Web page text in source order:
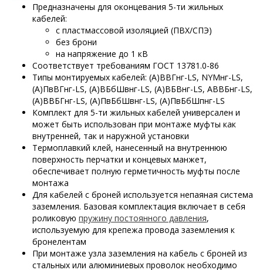
Предназначены для оконцевания 5-ти жильных
кабелей:
с пластмассовой изоляцией (ПВХ/СПЭ)
без брони
на напряжение до 1 кВ
Соответствует требованиям ГОСТ 13781.0-86
Типы монтируемых кабелей: (А)ВВГнг-LS, NYMнг-LS,
(А)ПвВГнг-LS, (А)ВБбШвнг-LS, (А)ВБВнг-LS, АВВБнг-LS,
(А)ВВБГнг-LS, (А)ПвБбШвнг-LS, (А)ПвБбШпнг-LS
Комплект для 5-ти жильных кабелей универсален и
может быть использован при монтаже муфты как
внутренней, так и наружной установки
Термоплавкий клей, нанесенный на внутреннюю
поверхность перчатки и концевых манжет,
обеспечивает полную герметичность муфты после
монтажа
Для кабелей с броней используется непаяная система
заземления. Базовая комплектация включает в себя
роликовую пружину постоянного давления,
используемую для крепежа провода заземления к
бронелентам
При монтаже узла заземления на кабель с броней из
стальных или алюминиевых проволок необходимо